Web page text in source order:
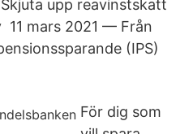
upp reavinstskatt
11 mars 2021 — Från
(IPS)
För dig som